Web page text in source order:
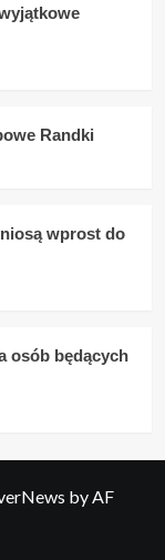
Randki
wprost do
osób będących
by AF